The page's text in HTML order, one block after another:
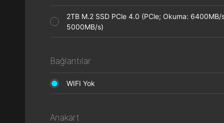
2TB M.2 SSD PCle 4.0 (PCle; Okuma: 6400MB/
5000MB/s)
Bağlantılar
WIFI Yok
Anakart